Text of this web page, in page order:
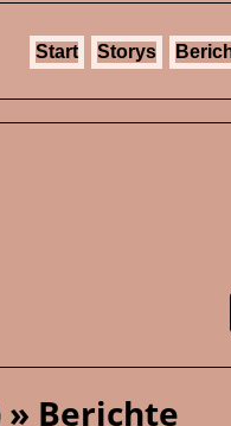
Start Storys
» Berichte